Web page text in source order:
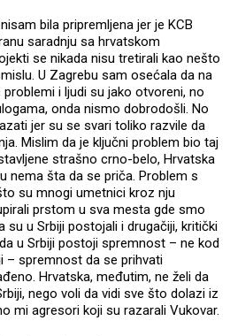
bila pripremljena jer je KCB
saradnju sa hrvatskom
se nikada nisu tretirali kao nešto
U Zagrebu sam osećala da na
i ljudi su jako otvoreni, no
onda nismo dobrodošli. No
jer su se svari toliko razvile da
Mislim da je ključni problem bio taj
strašno crno-belo, Hrvatska
nema šta da se priča. Problem s
su mnogi umetnici kroz nju
prstom u sva mesta gde smo
su u Srbiji postojali i drugačiji, kritički
u Srbiji postoji spremnost – ne kod
– spremnost da se prihvati
Hrvatska, međutim, ne želi da
nego voli da vidi sve što dolazi iz
mi agresori koji su razarali Vukovar.